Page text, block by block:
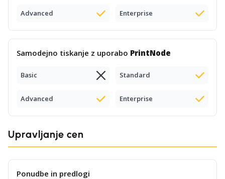
Advanced Enterprise
Samodejno tiskanje z uporabo PrintNode
Basic Standard
Advanced Enterprise
Upravljanje cen
Ponudbe in predlogi